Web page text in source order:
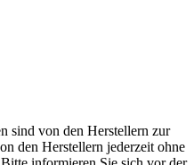
sind von den Herstellern zur
den Herstellern jederzeit ohne